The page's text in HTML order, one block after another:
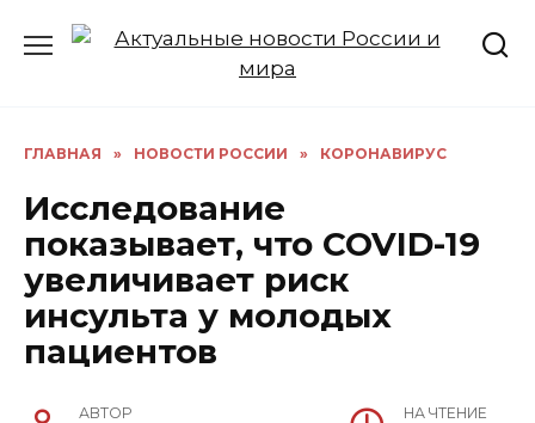
ГЛАВНАЯ » НОВОСТИ РОССИИ » КОРОНАВИРУС
Исследование
показывает, что COVID-19
увеличивает риск
инсульта у молодых
пациентов
АВТОР НА ЧТЕНИЕ